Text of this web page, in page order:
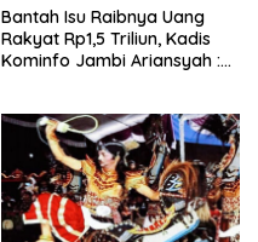
Bantah Isu Raibnya Uang
Rakyat Rp1,5 Triliun, Kadis
Kominfo Jambi Ariansyah :
Sejak 2002